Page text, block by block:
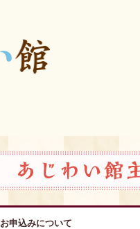
お申込みについて